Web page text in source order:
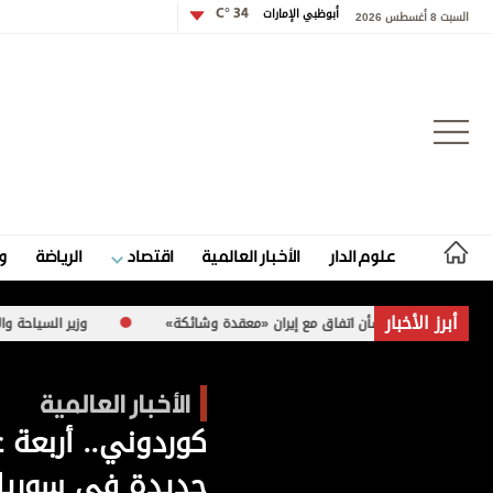
السبت 8 أغسطس 2026 أبوظبي الإمارات 34 °C
علوم الدار الأخبار العالمية اقتصاد الرياضة
علوم الدار
أبرز الأخبار
بشأن اتفاق مع إيران «معقدة وشائكة» وزير السياحة والآثار الفلسطيني لـ«الاتحاد»: 260 موقعاً
الأخبار العالمية
كوردوني..